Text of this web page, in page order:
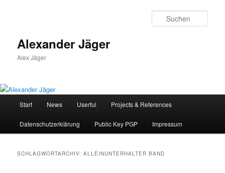
Alexander Jäger
Alex Jäger
Start News Userful Projects & References
Datenschutzerklärung Public Key PGP Impressum
SCHLAGWORTARCHIV:ALLEINUNTERHALTER BAND